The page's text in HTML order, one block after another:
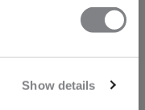
Show details